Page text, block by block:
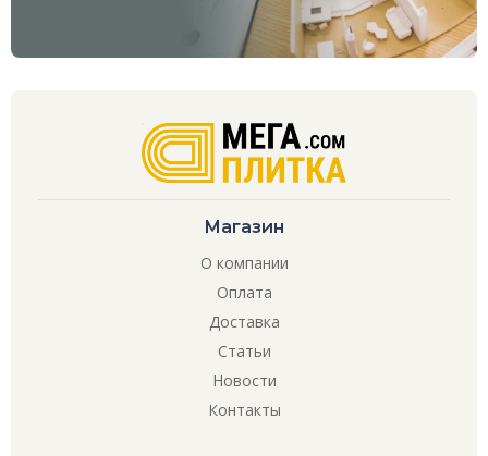
Магазин
О компании
Оплата
Доставка
Статьи
Новости
Контакты